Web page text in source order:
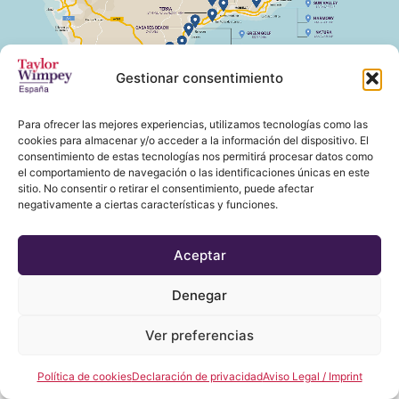
Gestionar consentimiento
Para ofrecer las mejores experiencias, utilizamos tecnologías como las
cookies para almacenar y/o acceder a la información del dispositivo. El
consentimiento de estas tecnologías nos permitirá procesar datos como
el comportamiento de navegación o las identificaciones únicas en este
sitio. No consentir o retirar el consentimiento, puede afectar
negativamente a ciertas características y funciones.
Aceptar
Denegar
Ver preferencias
Política de cookiesDeclaración de privacidadAviso Legal / Imprint